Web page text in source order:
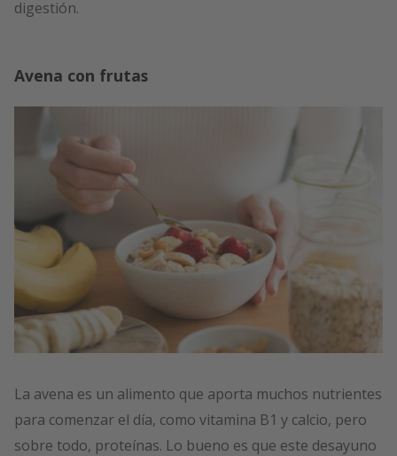
digestión.
Avena con frutas
La avena es un alimento que aporta muchos nutrientes
para comenzar el día, como vitamina B1 y calcio, pero
sobre todo, proteínas. Lo bueno es que este desayuno